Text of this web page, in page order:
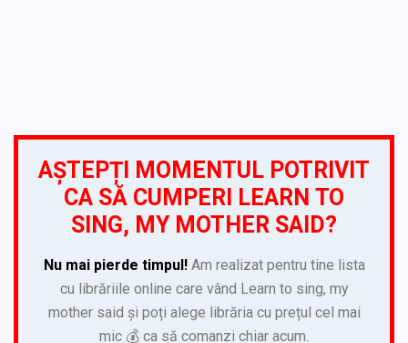
AȘTEPȚI MOMENTUL POTRIVIT
CA SĂ CUMPERI LEARN TO
SING, MY MOTHER SAID?
Nu mai pierde timpul!Am realizat pentru tine lista
cu librăriile online care vând Learn to sing, my
mother said și poți alege librăria cu prețul cel mai
mic 💰 ca să comanzi chiar acum.